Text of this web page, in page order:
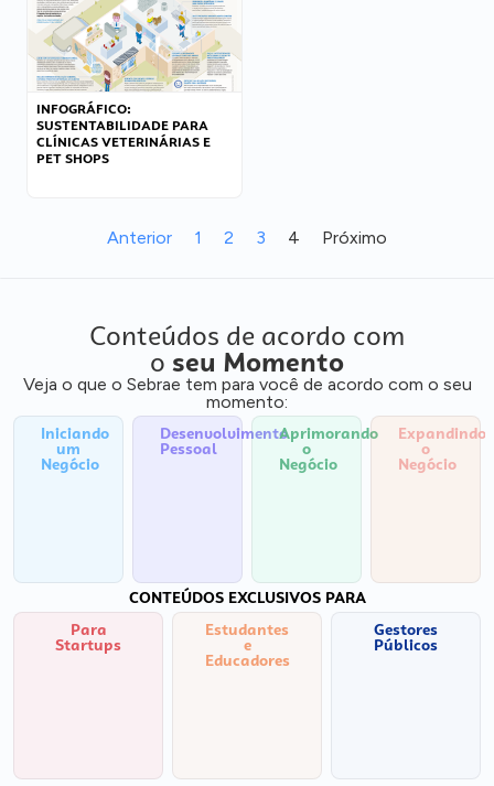
INFOGRÁFICO:
SUSTENTABILIDADE PARA
CLÍNICAS VETERINÁRIAS E
PET SHOPS
Anterior 1 2 3 4 Próximo
Conteúdos de acordo com
o seu Momento
Veja o que o Sebrae tem para você de acordo com o seu
momento:
Iniciando
um
Negócio
Desenvolvimento
Pessoal
Aprimorando
o
Negócio
Expandindo
o
Negócio
CONTEÚDOS EXCLUSIVOS PARA
Para
Startups
Estudantes
e
Educadores
Gestores
Públicos